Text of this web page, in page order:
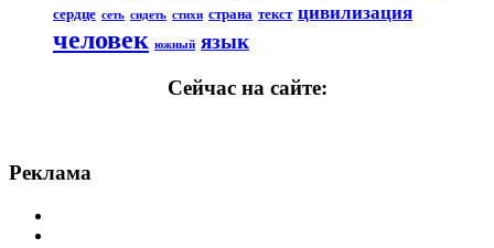
сердце сеть сидеть стихи страна текст цивилизация
человек южный язык
Сейчас на сайте:
Реклама